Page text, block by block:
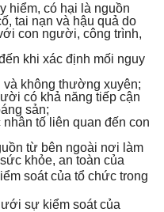
hiểm, có hại là nguồn
tai nạn và hậu quả do
con người, công trình,
khi xác định mối nguy
không thường xuyên;
có khả năng tiếp cận
sản;
tố liên quan đến con
từ bên ngoài nơi làm
khỏe, an toàn của
soát của tổ chức trong
sự kiểm soát của